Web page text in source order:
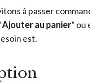
à passer
Ajouter au panier” ou
est.